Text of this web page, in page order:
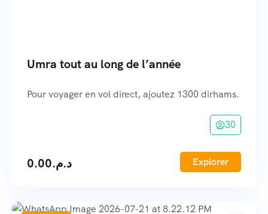
Umra tout au long de l’année
Pour voyager en vol direct, ajoutez 1300 dirhams.
30
د.م.0.00 Explorer